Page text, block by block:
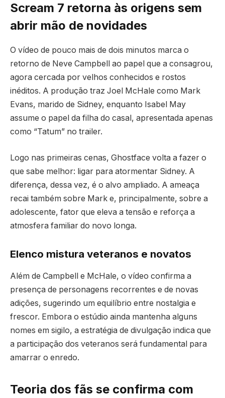
Scream 7 retorna às origens sem
abrir mão de novidades
O vídeo de pouco mais de dois minutos marca o
retorno de Neve Campbell ao papel que a consagrou,
agora cercada por velhos conhecidos e rostos
inéditos. A produção traz Joel McHale como Mark
Evans, marido de Sidney, enquanto Isabel May
assume o papel da filha do casal, apresentada apenas
como “Tatum” no trailer.
Logo nas primeiras cenas, Ghostface volta a fazer o
que sabe melhor: ligar para atormentar Sidney. A
diferença, dessa vez, é o alvo ampliado. A ameaça
recai também sobre Mark e, principalmente, sobre a
adolescente, fator que eleva a tensão e reforça a
atmosfera familiar do novo longa.
Elenco mistura veteranos e novatos
Além de Campbell e McHale, o vídeo confirma a
presença de personagens recorrentes e de novas
adições, sugerindo um equilíbrio entre nostalgia e
frescor. Embora o estúdio ainda mantenha alguns
nomes em sigilo, a estratégia de divulgação indica que
a participação dos veteranos será fundamental para
amarrar o enredo.
Teoria dos fãs se confirma com